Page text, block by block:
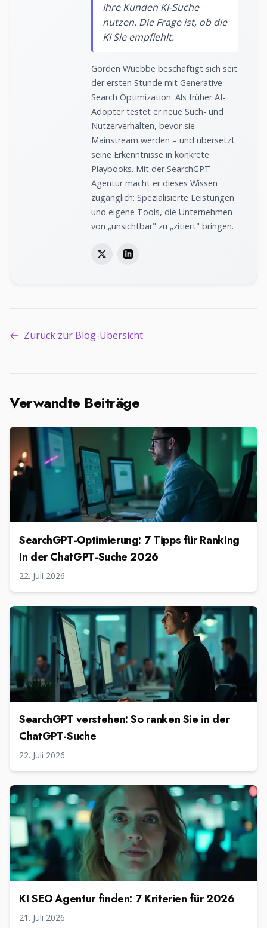
Ihre Kunden KI-Suche
nutzen. Die Frage ist, ob die
KI Sie empfiehlt.
Gorden Wuebbe beschäftigt sich seit
der ersten Stunde mit Generative
Search Optimization. Als früher AI-
Adopter testet er neue Such- und
Nutzerverhalten, bevor sie
Mainstream werden – und übersetzt
seine Erkenntnisse in konkrete
Playbooks. Mit der SearchGPT
Agentur macht er dieses Wissen
zugänglich: Spezialisierte Leistungen
und eigene Tools, die Unternehmen
von „unsichtbar" zu „zitiert" bringen.
Zurück zur Blog-Übersicht
Verwandte Beiträge
SearchGPT-Optimierung: 7 Tipps für Ranking
in der ChatGPT-Suche 2026
22. Juli 2026
SearchGPT verstehen: So ranken Sie in der
ChatGPT-Suche
22. Juli 2026
KI SEO Agentur finden: 7 Kriterien für 2026
21. Juli 2026